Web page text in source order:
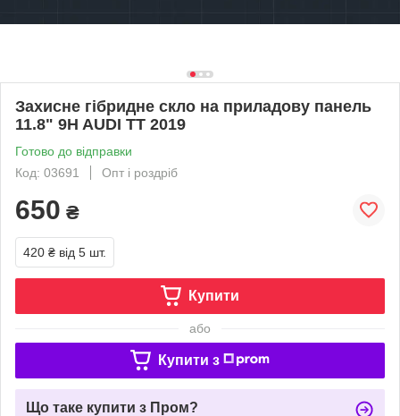
Захисне гібридне скло на приладову панель
11.8" 9H AUDI TT 2019
Готово до відправки
Код: 03691
Опт і роздріб
650 ₴
420 ₴ від 5 шт.
Купити
або
Купити з
Що таке купити з Пром?